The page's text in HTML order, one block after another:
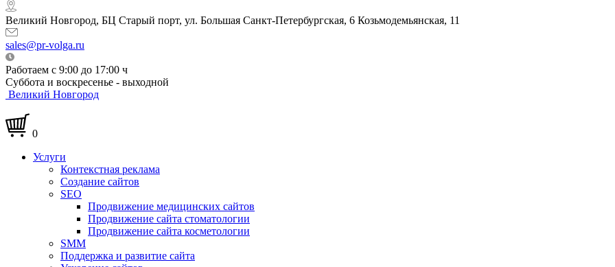
Великий Новгород, БЦ Старый порт, ул. Большая Санкт-Петербургская, 6 Козьмодемьянская, 11
sales@pr-volga.ru
Работаем с 9:00 до 17:00 ч
Суббота и воскресенье - выходной
Великий Новгород
0
Услуги
Контекстная реклама
Создание сайтов
SEO
Продвижение медицинских сайтов
Продвижение сайта стоматологии
Продвижение сайта косметологии
SMM
Поддержка и развитие сайта